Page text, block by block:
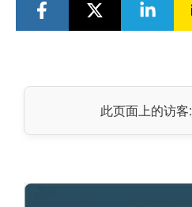
此页面上的访客: